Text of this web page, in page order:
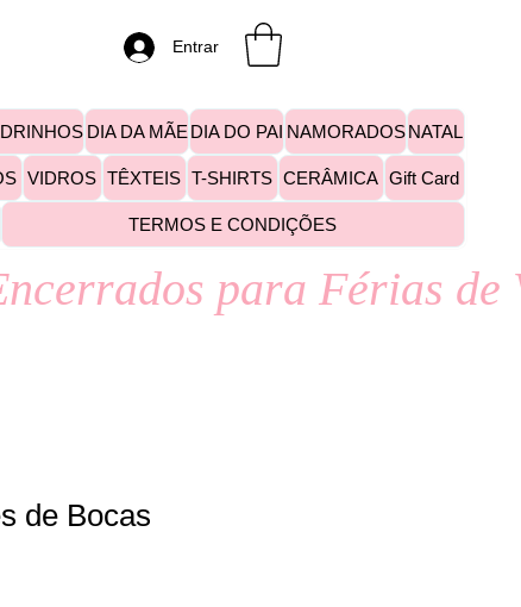
Entrar
de Bocas
DIA DA MÃE DIA DO PAI NAMORADOSNATAL
VIDROS TÊXTEIS T-SHIRTS CERÂMICA Gift Card
TERMOS E CONDIÇÕES